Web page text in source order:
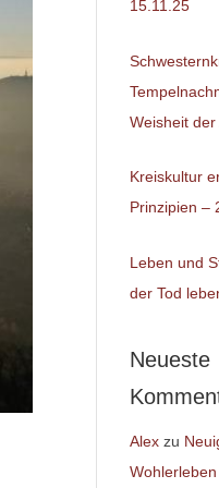
15.11.25
Weisheit der
Kreiskultur
Prinzipien –
Leben und
der Tod
Neueste
Alex zu